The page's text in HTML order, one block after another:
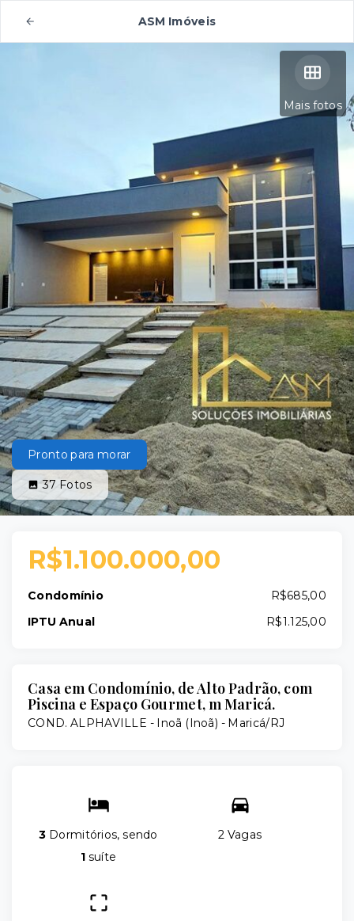
ASM Imóveis
Mais fotos
Pronto para morar
37 Fotos
R$1.100.000,00
Condomínio
R$685,00
IPTU Anual
R$1.125,00
Casa em Condomínio, de Alto Padrão, com
Piscina e Espaço Gourmet, m Maricá.
COND. ALPHAVILLE - Inoã (Inoã) - Maricá/RJ
3 Dormitórios, sendo
1 suíte
2 Vagas